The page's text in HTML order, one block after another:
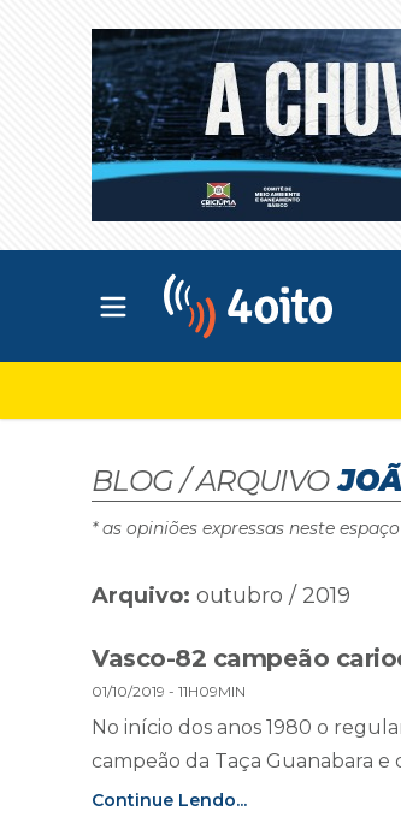
Abrir menu principal
BLOG / ARQUIVO
* as opiniões expressas neste
Arquivo: outubro / 2019
Vasco-82 campeão
01/10/2019 - 11H09MIN
No início dos anos 1980 o
campeão da Taça Guanabara e
Continue Lendo...